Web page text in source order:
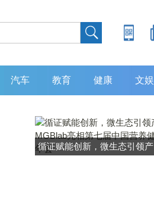
汽车 教育 健康 文娱
灵敏度超 80% 特异性 99%！